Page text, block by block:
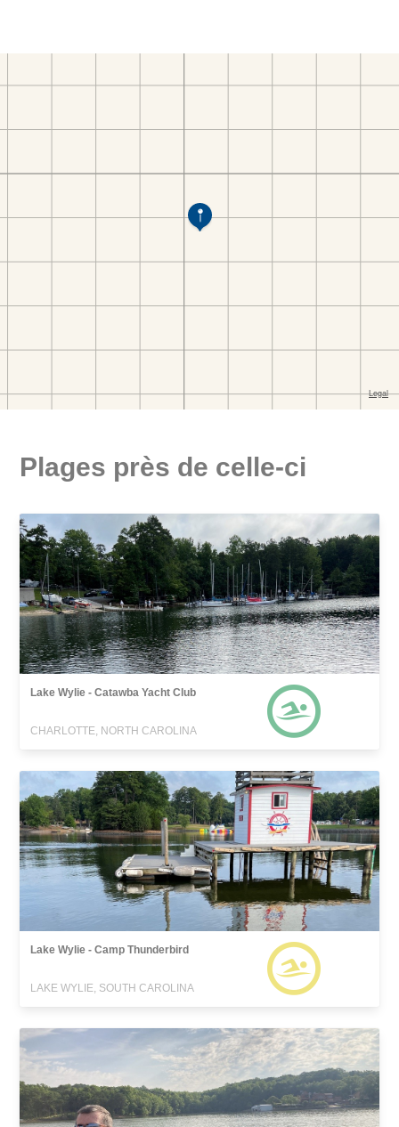
Plages près de celle-ci
Lake Wylie - Catawba Yacht Club
CHARLOTTE, NORTH CAROLINA
Lake Wylie - Camp Thunderbird
LAKE WYLIE, SOUTH CAROLINA